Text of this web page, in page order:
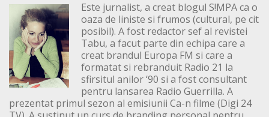
Este jurnalist, a creat blogul S!MPA ca o
oaza de liniste si frumos (cultural, pe cit
posibil). A fost redactor sef al revistei
Tabu, a facut parte din echipa care a
creat brandul Europa FM si care a
formatat si rebranduit Radio 21 la
sfirsitul anilor ‘90 si a fost consultant
pentru lansarea Radio Guerrilla. A
prezentat primul sezon al emisiunii Ca-n filme (Digi 24